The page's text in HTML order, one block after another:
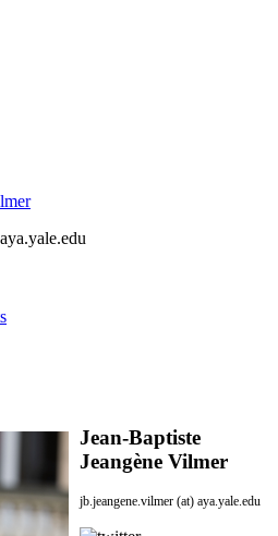
Jean-Baptiste
Jeangène Vilmer
jb.jeangene.vilmer (at) aya.yale.edu